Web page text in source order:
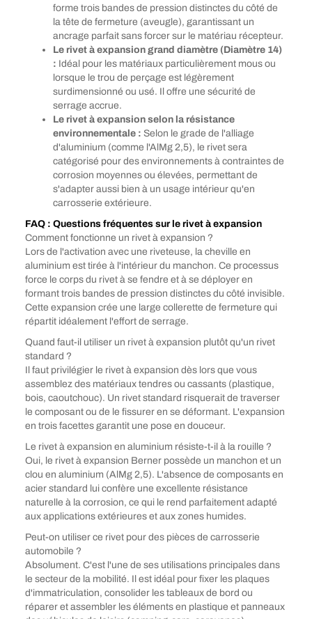
forme trois bandes de pression distinctes du côté de
la tête de fermeture (aveugle), garantissant un
ancrage parfait sans forcer sur le matériau récepteur.
Le rivet à expansion grand diamètre (Diamètre 14)
: Idéal pour les matériaux particulièrement mous ou
lorsque le trou de perçage est légèrement
surdimensionné ou usé. Il offre une sécurité de
serrage accrue.
Le rivet à expansion selon la résistance
environnementale : Selon le grade de l'alliage
d'aluminium (comme l'AlMg 2,5), le rivet sera
catégorisé pour des environnements à contraintes de
corrosion moyennes ou élevées, permettant de
s'adapter aussi bien à un usage intérieur qu'en
carrosserie extérieure.
FAQ : Questions fréquentes sur le rivet à expansion
Comment fonctionne un rivet à expansion ?
Lors de l'activation avec une riveteuse, la cheville en
aluminium est tirée à l'intérieur du manchon. Ce processus
force le corps du rivet à se fendre et à se déployer en
formant trois bandes de pression distinctes du côté invisible.
Cette expansion crée une large collerette de fermeture qui
répartit idéalement l'effort de serrage.
Quand faut-il utiliser un rivet à expansion plutôt qu'un rivet
standard ?
Il faut privilégier le rivet à expansion dès lors que vous
assemblez des matériaux tendres ou cassants (plastique,
bois, caoutchouc). Un rivet standard risquerait de traverser
le composant ou de le fissurer en se déformant. L'expansion
en trois facettes garantit une pose en douceur.
Le rivet à expansion en aluminium résiste-t-il à la rouille ?
Oui, le rivet à expansion Berner possède un manchon et un
clou en aluminium (AlMg 2,5). L'absence de composants en
acier standard lui confère une excellente résistance
naturelle à la corrosion, ce qui le rend parfaitement adapté
aux applications extérieures et aux zones humides.
Peut-on utiliser ce rivet pour des pièces de carrosserie
automobile ?
Absolument. C'est l'une de ses utilisations principales dans
le secteur de la mobilité. Il est idéal pour fixer les plaques
d'immatriculation, consolider les tableaux de bord ou
réparer et assembler les éléments en plastique et panneaux